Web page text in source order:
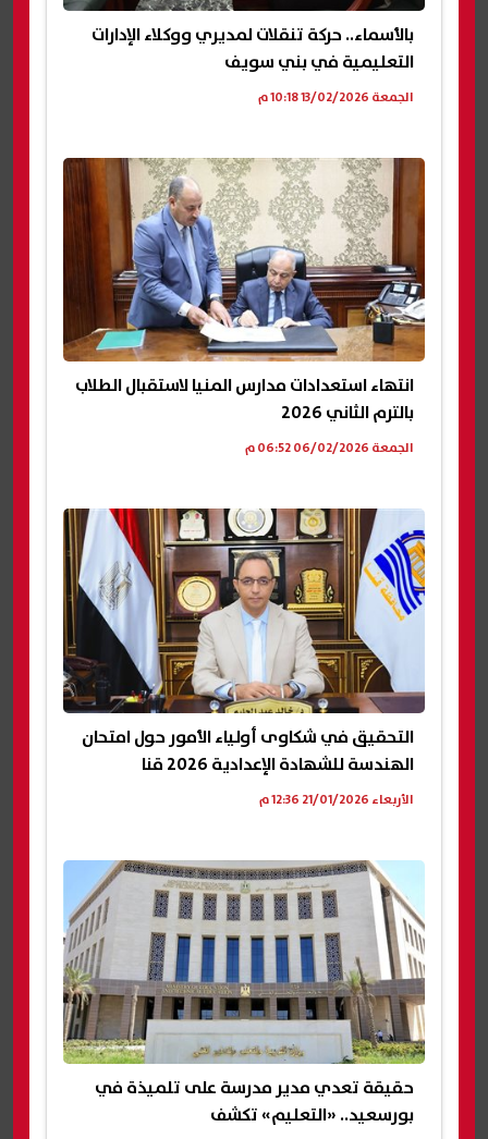
بالأسماء.. حركة تنقلات لمديري ووكلاء الإدارات
التعليمية في بني سويف
الجمعة 13/02/2026 10:18 م
انتهاء استعدادات مدارس المنيا لاستقبال الطلاب
بالترم الثاني 2026
الجمعة 06/02/2026 06:52 م
التحقيق في شكاوى أولياء الأمور حول امتحان
الهندسة للشهادة الإعدادية 2026 قنا
الأربعاء 21/01/2026 12:36 م
حقيقة تعدي مدير مدرسة على تلميذة في
بورسعيد.. «التعليم» تكشف